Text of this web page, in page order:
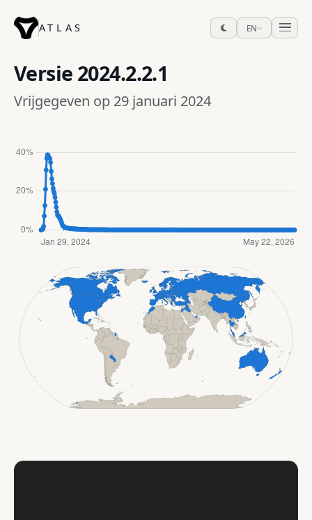
ATLAS EN
Versie 2024.2.2.1
Vrijgegeven op 29 januari 2024